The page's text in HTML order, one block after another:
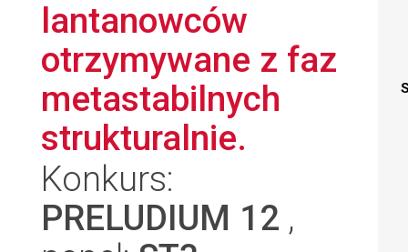
lantanowców
otrzymywane z faz
metastabilnych
strukturalnie.
Konkurs:
PRELUDIUM 12 ,